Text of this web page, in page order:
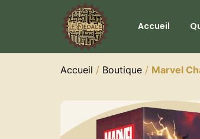
Accueil
Accueil / Boutique / Marvel